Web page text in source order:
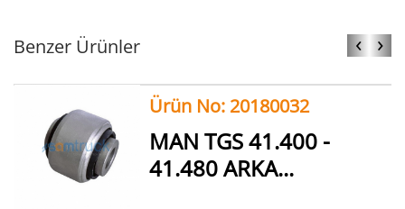
Benzer Ürünler ‹ ›
Ürün No: 20180032
MAN TGS 41.400 -
41.480 ARKA...